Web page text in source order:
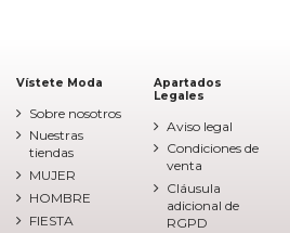
Vístete Moda
Sobre nosotros
Nuestras
tiendas
MUJER
HOMBRE
FIESTA
Apartados
Legales
Aviso legal
Condiciones de
venta
Cláusula
adicional de
RGPD